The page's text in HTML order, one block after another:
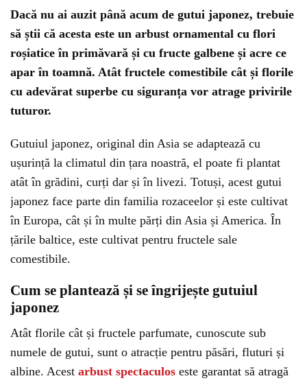
Dacă nu ai auzit până acum de gutui japonez, trebuie
să știi că acesta este un arbust ornamental cu flori
roșiatice în primăvară și cu fructe galbene și acre ce
apar în toamnă. Atât fructele comestibile cât și florile
cu adevărat superbe cu siguranța vor atrage privirile
tuturor.
Gutuiul japonez, original din Asia se adaptează cu
ușurință la climatul din țara noastră, el poate fi plantat
atât în grădini, curți dar și în livezi. Totuși, acest gutui
japonez face parte din familia rozaceelor și este cultivat
în Europa, cât și în multe părți din Asia și America. În
țările baltice, este cultivat pentru fructele sale
comestibile.
Cum se plantează și se îngrijește gutuiul
japonez
Atât florile cât și fructele parfumate, cunoscute sub
numele de gutui, sunt o atracție pentru păsări, fluturi și
albine. Acest arbust spectaculos este garantat să atragă